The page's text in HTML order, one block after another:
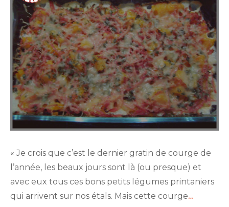
« Je crois que c’est le dernier gratin de courge de
l’année, les beaux jours sont là (ou presque) et
avec eux tous ces bons petits légumes printaniers
qui arrivent sur nos étals. Mais cette courge…